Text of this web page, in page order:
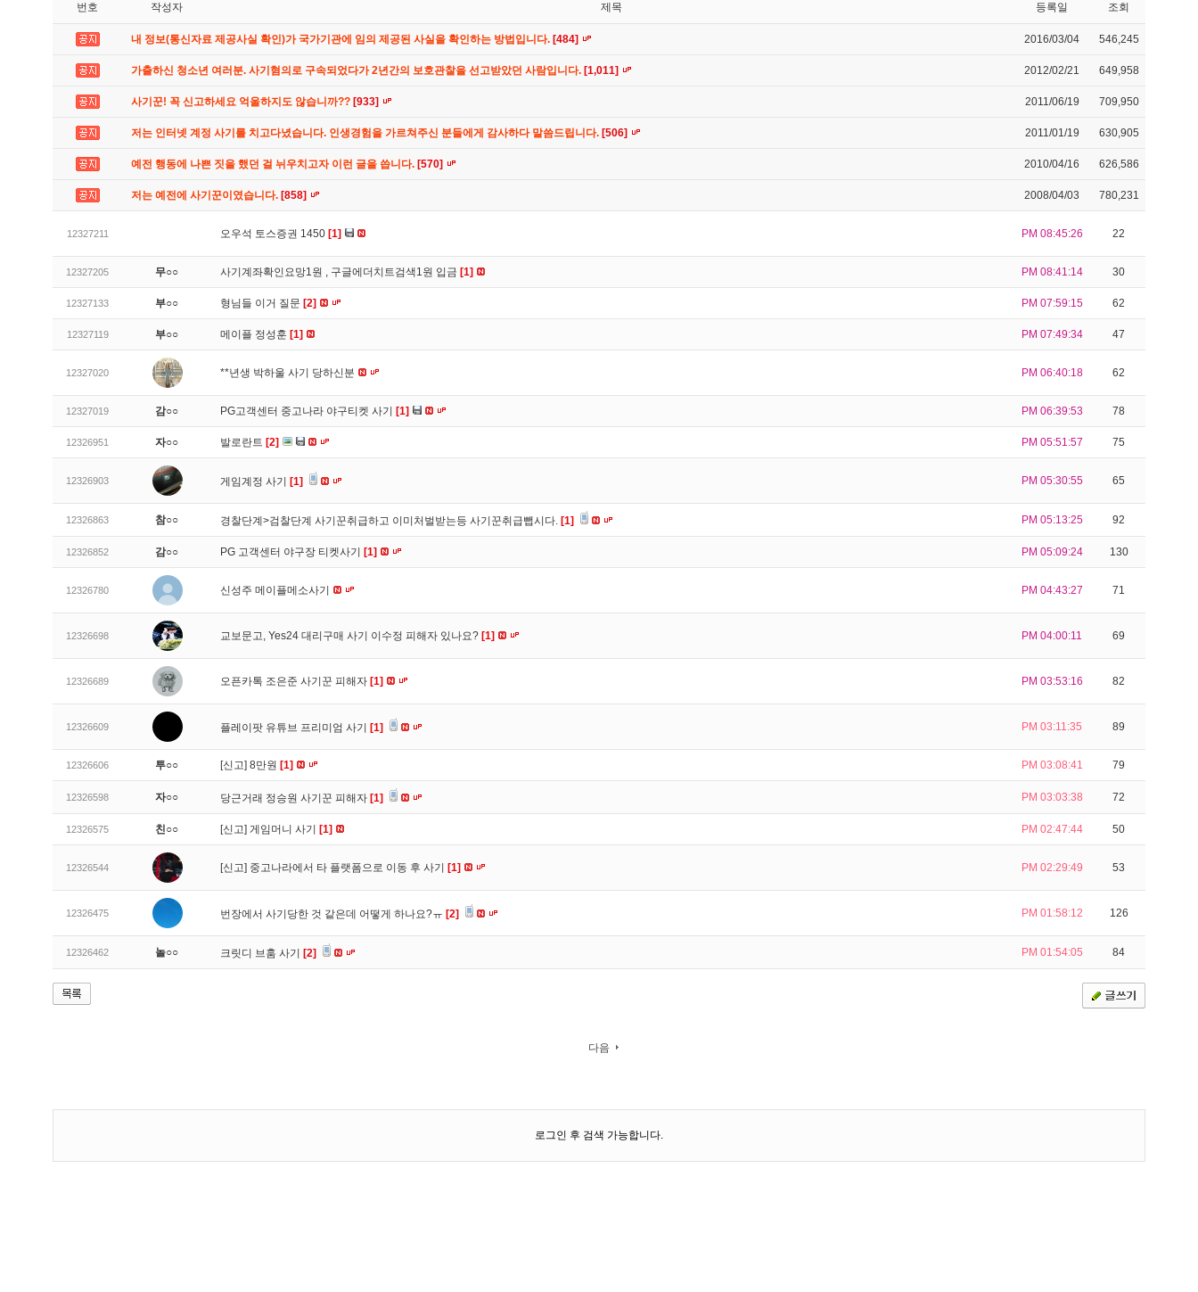
번호 작성자 제목 등록일 조회
내 정보(통신자료 제공사실 확인)가 국가기관에 임의 제공된 사실을 확인하는 방법입니다. [484] 2016/03/04 546,245
가출하신 청소년 여러분. 사기혐의로 구속되었다가 2년간의 보호관찰을 선고받았던 사람입니다. [1,011] 2012/02/21 649,958
사기꾼! 꼭 신고하세요 억울하지도 않습니까?? [933] 2011/06/19 709,950
저는 인터넷 계정 사기를 치고다녔습니다. 인생경험을 가르쳐주신 분들에게 감사하다 말씀드립니다. [506] 2011/01/19 630,905
예전 행동에 나쁜 짓을 했던 걸 뉘우치고자 이런 글을 씁니다. [570] 2010/04/16 626,586
저는 예전에 사기꾼이였습니다. [858] 2008/04/03 780,231
12327211 오우석 토스증권 1450 [1] PM 08:45:26 22
12327205 무○○ 사기계좌확인요망1원 , 구글에더치트검색1원 입금 [1] PM 08:41:14 30
12327133 부○○ 형님들 이거 질문 [2] PM 07:59:15 62
12327119 부○○ 메이플 정성훈 [1] PM 07:49:34 47
12327020 **년생 박하울 사기 당하신분 PM 06:40:18 62
12327019 감○○ PG고객센터 중고나라 야구티켓 사기 [1] PM 06:39:53 78
12326951 자○○ 발로란트 [2] PM 05:51:57 75
12326903 게임계정 사기 [1] PM 05:30:55 65
12326863 참○○ 경찰단계>검찰단계 사기꾼취급하고 이미처벌받는등 사기꾼취급뺍시다. [1] PM 05:13:25 92
12326852 감○○ PG 고객센터 야구장 티켓사기 [1] PM 05:09:24 130
12326780 신성주 메이플메소사기 PM 04:43:27 71
12326698 교보문고, Yes24 대리구매 사기 이수정 피해자 있나요? [1] PM 04:00:11 69
12326689 오픈카톡 조은준 사기꾼 피해자 [1] PM 03:53:16 82
12326609 플레이팟 유튜브 프리미엄 사기 [1] PM 03:11:35 89
12326606 투○○ [신고] 8만원 [1] PM 03:08:41 79
12326598 자○○ 당근거래 정승원 사기꾼 피해자 [1] PM 03:03:38 72
12326575 친○○ [신고] 게임머니 사기 [1] PM 02:47:44 50
12326544 [신고] 중고나라에서 타 플랫폼으로 이동 후 사기 [1] PM 02:29:49 53
12326475 번장에서 사기당한 것 같은데 어떻게 하나요?ㅠ [2] PM 01:58:12 126
12326462 놀○○ 크릿디 브훔 사기 [2] PM 01:54:05 84
다음
로그인 후 검색 가능합니다.